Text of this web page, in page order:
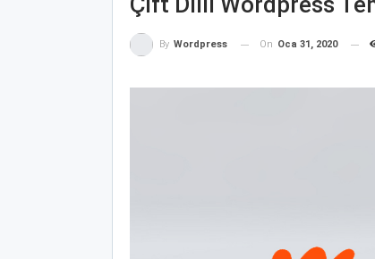
By Wordpress On Oca 31, 2020